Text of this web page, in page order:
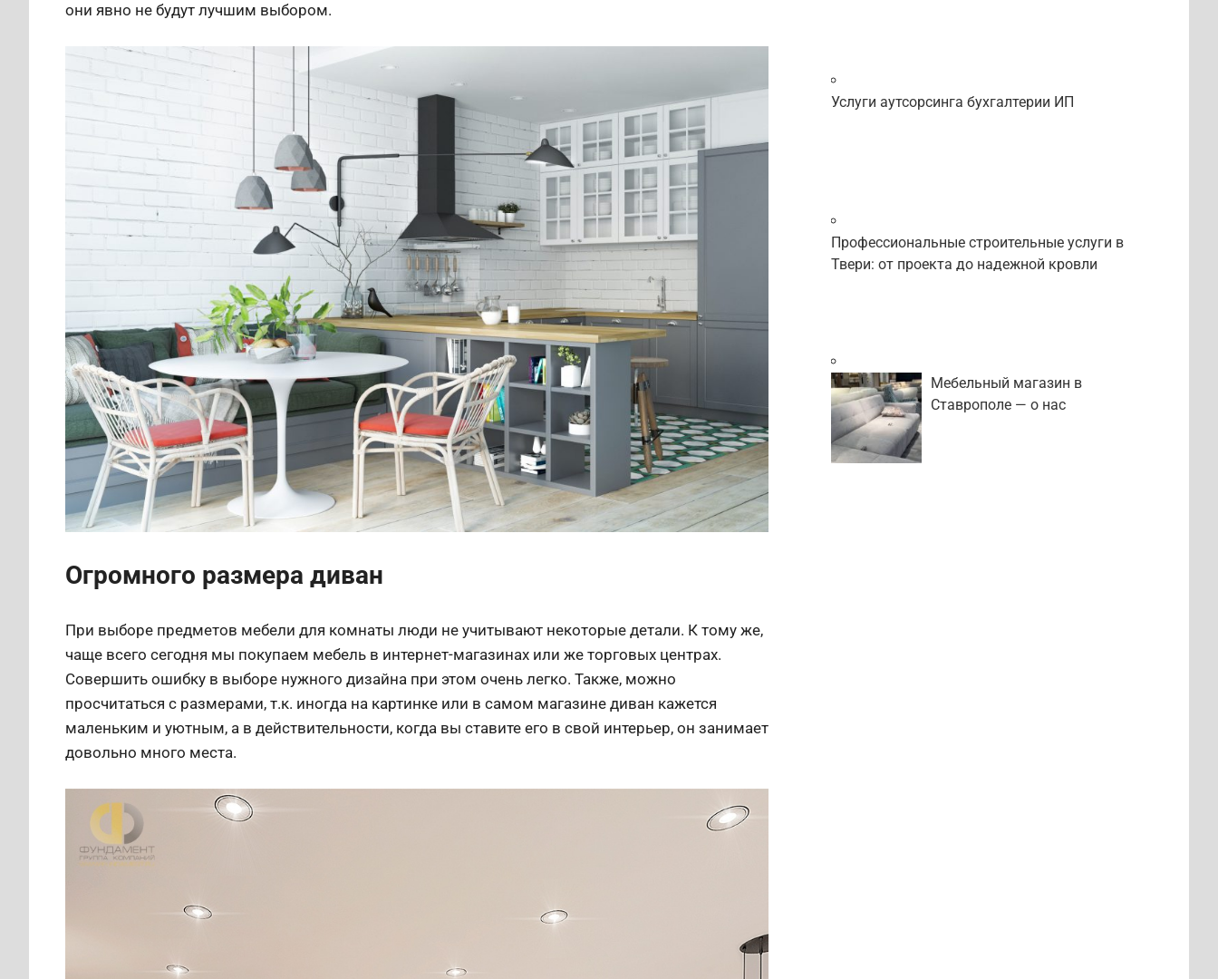
они явно не будут лучшим выбором.
Огромного размера диван
При выборе предметов мебели для комнаты люди не учитывают некоторые детали. К тому же,
чаще всего сегодня мы покупаем мебель в интернет-магазинах или же торговых центрах.
Совершить ошибку в выборе нужного дизайна при этом очень легко. Также, можно
просчитаться с размерами, т.к. иногда на картинке или в самом магазине диван кажется
маленьким и уютным, а в действительности, когда вы ставите его в свой интерьер, он занимает
довольно много места.
Услуги аутсорсинга бухгалтерии ИП
Профессиональные строительные услуги в
Твери: от проекта до надежной кровли
Мебельный магазин в
Ставрополе — о нас